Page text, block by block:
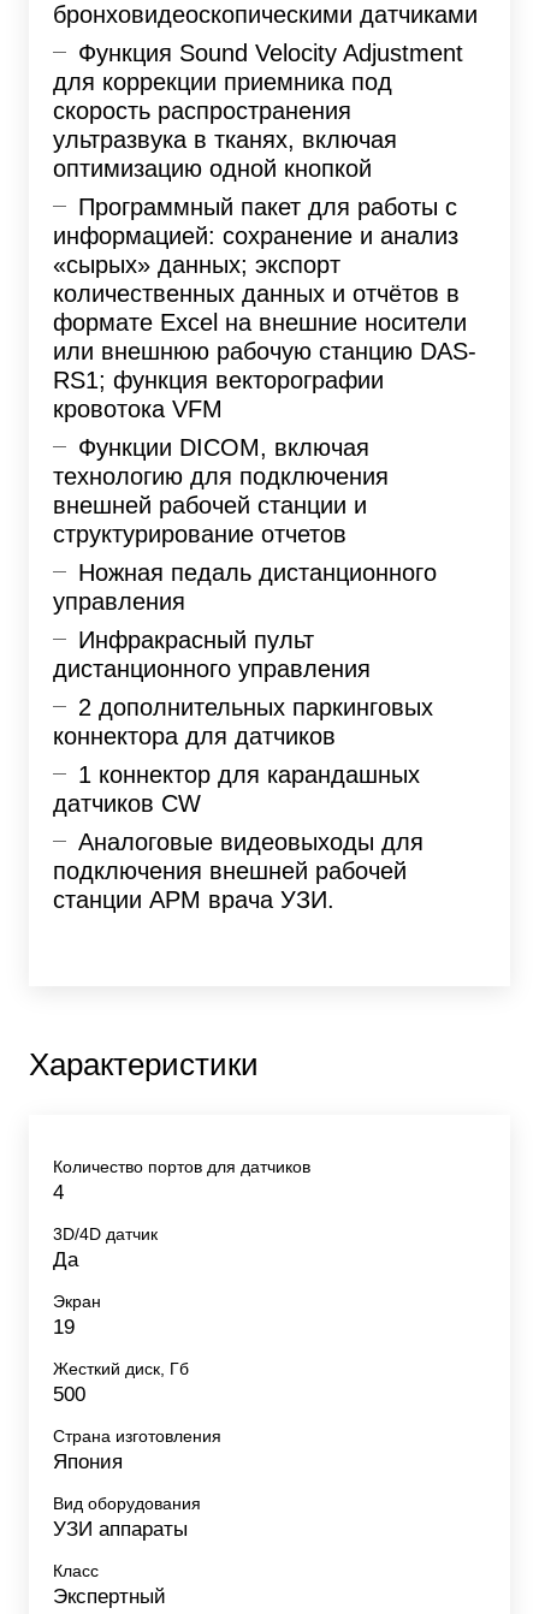
бронховидеоскопическими датчиками
Функция Sound Velocity Adjustment
для коррекции приемника под
скорость распространения
ультразвука в тканях, включая
оптимизацию одной кнопкой
Программный пакет для работы с
информацией: сохранение и анализ
«сырых» данных; экспорт
количественных данных и отчётов в
формате Excel на внешние носители
или внешнюю рабочую станцию DAS-
RS1; функция векторографии
кровотока VFM
Функции DICOM, включая
технологию для подключения
внешней рабочей станции и
структурирование отчетов
Ножная педаль дистанционного
управления
Инфракрасный пульт
дистанционного управления
2 дополнительных паркинговых
коннектора для датчиков
1 коннектор для карандашных
датчиков CW
Аналоговые видеовыходы для
подключения внешней рабочей
станции АРМ врача УЗИ.
Характеристики
Количество портов для датчиков
4
3D/4D датчик
Да
Экран
19
Жесткий диск, Гб
500
Страна изготовления
Япония
Вид оборудования
УЗИ аппараты
Класс
Экспертный